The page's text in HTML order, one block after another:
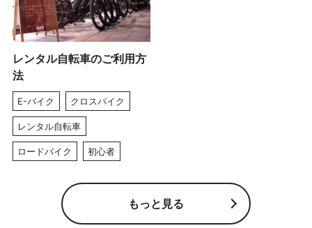
レンタル自転車のご利用方
法
E-バイク クロスバイク
レンタル自転車
ロードバイク 初心者
もっと見る